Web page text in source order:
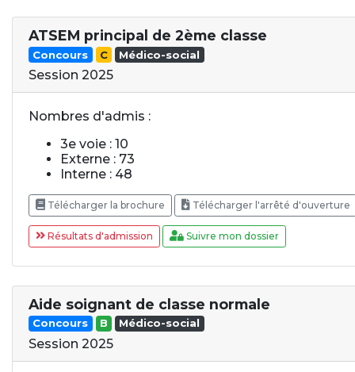
ATSEM principal de 2ème classe
Concours C Médico-social
Session 2025
Nombres d'admis :
3e voie : 10
Externe : 73
Interne : 48
Télécharger la brochure Télécharger l'arrêté d'ouverture
Résultats d'admission Suivre mon dossier
Aide soignant de classe normale
Concours B Médico-social
Session 2025